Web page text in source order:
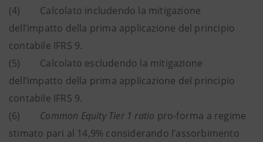
(4) Calcolato includendo la mitigazione
dell’impatto della prima applicazione del principio
contabile IFRS 9.
(5) Calcolato escludendo la mitigazione
dell’impatto della prima applicazione del principio
contabile IFRS 9.
(6) Common Equity Tier 1 ratio pro-forma a regime
stimato pari al 14,9% considerando l’assorbimento